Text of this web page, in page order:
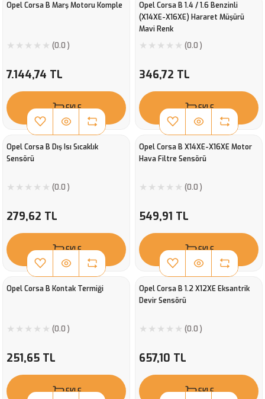
Opel Corsa B Marş Motoru Komple
(0.0 )
7.144,74 TL
EKLE
Opel Corsa B 1.4 / 1.6 Benzinli
(X14XE-X16XE) Hararet Müşürü
Mavi Renk
(0.0 )
346,72 TL
EKLE
Opel Corsa B Dış Isı Sıcaklık
Sensörü
(0.0 )
279,62 TL
EKLE
Opel Corsa B X14XE-X16XE Motor
Hava Filtre Sensörü
(0.0 )
549,91 TL
EKLE
Opel Corsa B Kontak Termiği
(0.0 )
251,65 TL
EKLE
Opel Corsa B 1.2 X12XE Eksantrik
Devir Sensörü
(0.0 )
657,10 TL
EKLE